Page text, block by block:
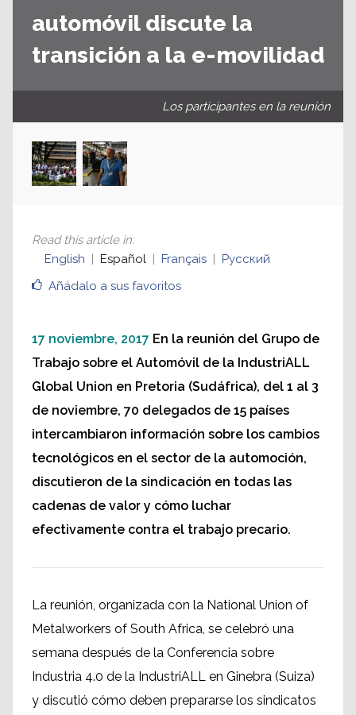
automóvil discute la
transición a la e-movilidad
Los participantes en la reunión
Añádalo a sus favoritos
Read this article in:
English
Español Français Русский
17 noviembre, 2017 En la reunión del Grupo de
Trabajo sobre el Automóvil de la IndustriALL
Global Union en Pretoria (Sudáfrica), del 1 al 3
de noviembre, 70 delegados de 15 países
intercambiaron información sobre los cambios
tecnológicos en el sector de la automoción,
discutieron de la sindicación en todas las
cadenas de valor y cómo luchar
efectivamente contra el trabajo precario.
La reunión, organizada con la National Union of
Metalworkers of South Africa, se celebró una
semana después de la Conferencia sobre
Industria 4.0 de la IndustriALL en Ginebra (Suiza)
y discutió cómo deben prepararse los sindicatos